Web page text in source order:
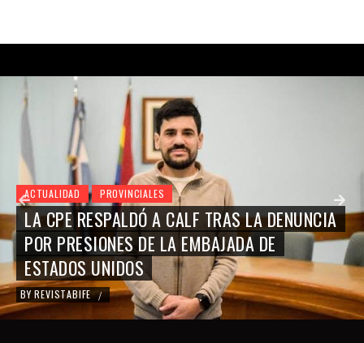
ACTUALIDAD PROVINCIALES
LA CPE RESPALDÓ A CALF TRAS LA DENUNCIA
POR PRESIONES DE LA EMBAJADA DE
ESTADOS UNIDOS
BY REVISTABIFE /